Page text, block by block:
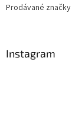
Prodávané značky
Instagram